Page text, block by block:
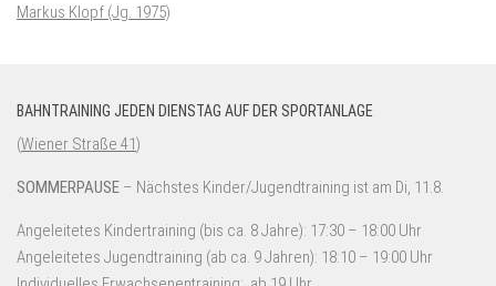
Markus Klopf (Jg. 1975)
BAHNTRAINING JEDEN DIENSTAG AUF DER SPORTANLAGE
(Wiener Straße 41)
SOMMERPAUSE – Nächstes Kinder/Jugendtraining ist am Di, 11.8.
Angeleitetes Kindertraining (bis ca. 8 Jahre): 17:30 – 18:00 Uhr
Angeleitetes Jugendtraining (ab ca. 9 Jahren): 18:10 – 19:00 Uhr